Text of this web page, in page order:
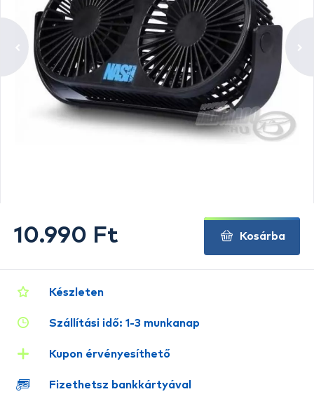
Készleten
Szállítási idő: 1-3 munkanap
Kupon érvényesíthető
Fizethetsz bankkártyával
10.990 Ft Kosárba